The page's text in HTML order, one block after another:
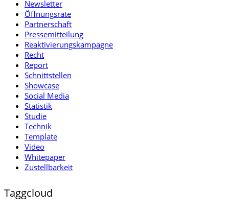
Newsletter
Öffnungsrate
Partnerschaft
Pressemitteilung
Reaktivierungskampagne
Recht
Report
Schnittstellen
Showcase
Social Media
Statistik
Studie
Technik
Template
Video
Whitepaper
Zustellbarkeit
Taggcloud